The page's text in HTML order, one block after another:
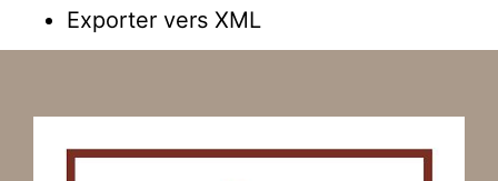
Exporter vers XML